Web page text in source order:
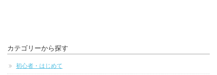
カテゴリーから探す
初心者・はじめて